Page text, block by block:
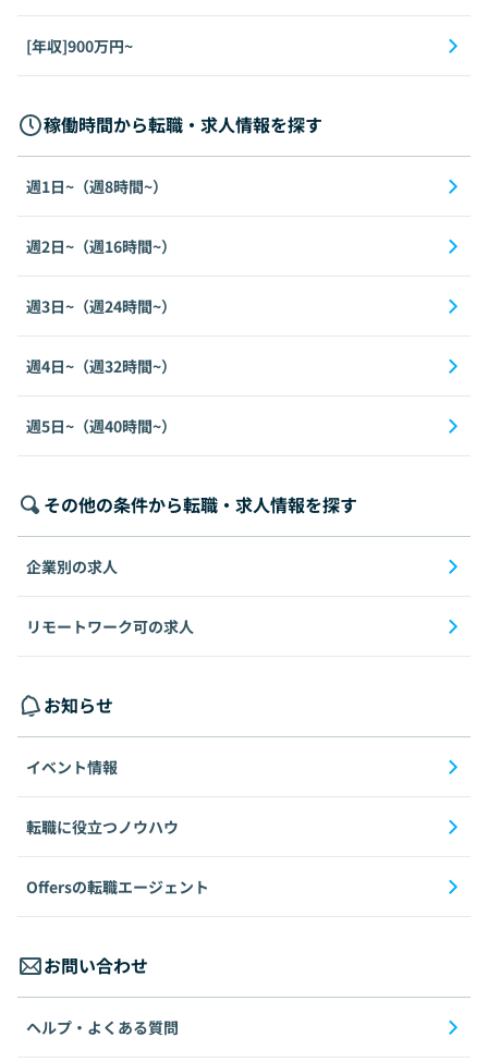
[年収]900万円~
稼働時間から転職・求人情報を探す
週1日~（週8時間~）
週2日~（週16時間~）
週3日~（週24時間~）
週4日~（週32時間~）
週5日~（週40時間~）
その他の条件から転職・求人情報を探す
企業別の求人
リモートワーク可の求人
お知らせ
イベント情報
転職に役立つノウハウ
Offersの転職エージェント
お問い合わせ
ヘルプ・よくある質問